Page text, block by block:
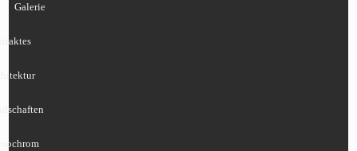
Galerie